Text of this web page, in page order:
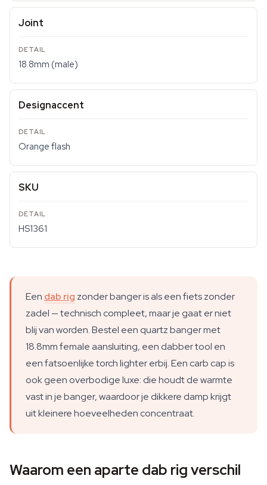
Joint
18.8mm (male)
Designaccent
Orange flash
SKU
HS1361
Een dab rig zonder banger is als een fiets zonder
zadel — technisch compleet, maar je gaat er niet
blij van worden. Bestel een quartz banger met
18.8mm female aansluiting, een dabber tool en
een fatsoenlijke torch lighter erbij. Een carb cap is
ook geen overbodige luxe: die houdt de warmte
vast in je banger, waardoor je dikkere damp krijgt
uit kleinere hoeveelheden concentraat.
Waarom een aparte dab rig verschil